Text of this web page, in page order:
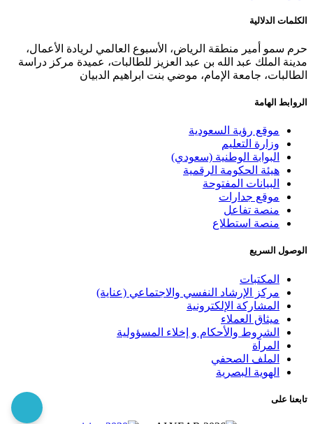
الكلمات الدلالية
حرم سمو أمير منطقة الرياض، الأسبوع العالمي لريادة الأعمال،
مدينة الملك عبد الله بن عبد العزيز للطالبات، عميدة مركز دراسة
الطالبات، جامعة الإمام، موضي بنت ابراهيم الدبيان
الروابط الهامة
موقع رؤية السعودية
وزارة التعليم
البوابة الوطنية (سعودي)
هيئة الحكومة الرقمية
البيانات المفتوحة
موقع جدارات
منصة تفاعل
منصة استطلاع
الوصول السريع
المكتبات
مركز الإرشاد النفسي والاجتماعي (عناية)
المشاركة الإلكترونية
ميثاق العملاء
الشروط والأحكام و إخلاء المسؤولية
المرآة
الملف الصحفي
الهوية البصرية
تابعنا على